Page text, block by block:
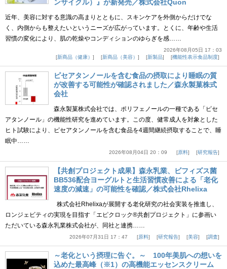
ンサイクル）』が新発売／株式会社Quon
近年、美容に対する意識の高まりとともに、スキンケアを外側からだけでな
く、内側からも整えたいというニーズが広がっています。とくに、年齢や生活
習慣の変化により、肌の乾燥やコンディションのゆらぎを感……
2026年08月05日 17：03
新商品（健康）
新商品（美容） 新製品 機能性表示食品制度
ピセアタンノールを含む食品の摂取により睡眠の質
が改善する可能性が確認されました／森永製菓株式
会社
森永製菓株式会社では、ポリフェノールの一種である「ピセ
アタンノール」の機能性研究を進めています。この度、健常成人を対象とした
ヒト試験により、ピセアタンノールを含む食品を4週間継続摂取することで、睡
眠中……
2026年08月04日 20：09 原料 研究報告
【共創プロジェクト成果】森永乳業、ビフィズス菌
BB536配合ヨーグルトと生活習慣改善による「老化
速度の減速」の可能性を確認／株式会社Rhelixa
株式会社Rhelixaが展開する老化研究の社会実装を推進し、
ロンジェビティの実現を目指す「エピクロック®共創プロジェクト」に参画い
ただいている森永乳業株式会社が、同社と連携……
2026年07月31日 17：47 原料 研究報告 美容 調査
～老化という摂理に告ぐ。～ 100年美肌への想いを
込めた最高峰（※1）の高機能エッセンスクリーム